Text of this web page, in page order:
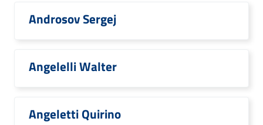
Androsov Sergej
Angelelli Walter
Angeletti Quirino